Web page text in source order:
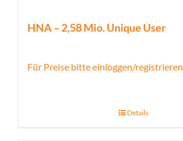
HNA – 2,58 Mio. Unique User
Für Preise bitte einloggen/registrieren
Details